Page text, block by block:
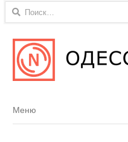
Найти:
Menu
Меню